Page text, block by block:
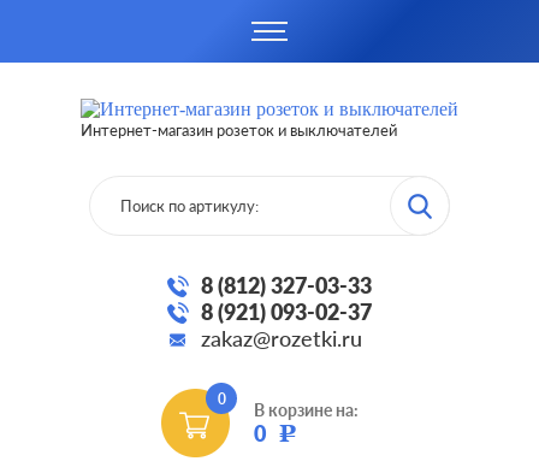
Интернет-магазин розеток и выключателей
8 (812) 327-03-33
8 (921) 093-02-37
zakaz@rozetki.ru
0
В корзине на:
0 Р